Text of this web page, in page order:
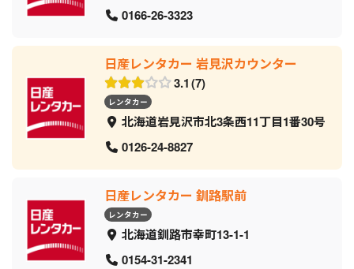
0166-26-3323
日産レンタカー 岩見沢カウンター
3.1 7
レンタカー
北海道岩見沢市北3条西11丁目1番30号
0126-24-8827
日産レンタカー 釧路駅前
レンタカー
北海道釧路市幸町13-1-1
0154-31-2341